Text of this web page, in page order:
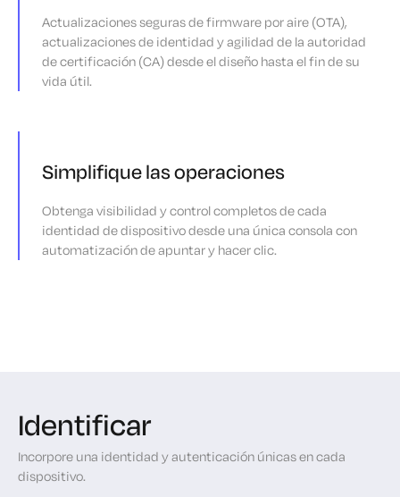
Actualizaciones seguras de firmware por aire (OTA),
actualizaciones de identidad y agilidad de la autoridad
de certificación (CA) desde el diseño hasta el fin de su
vida útil.
Simplifique las operaciones
Obtenga visibilidad y control completos de cada
identidad de dispositivo desde una única consola con
automatización de apuntar y hacer clic.
Identificar
Incorpore una identidad y autenticación únicas en cada
dispositivo.